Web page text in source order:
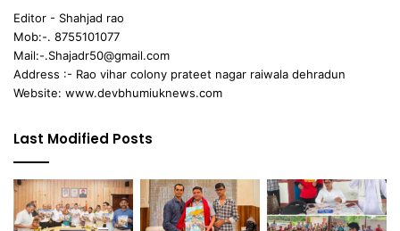
Editor - Shahjad rao
Mob:-. 8755101077
Mail:-.Shajadr50@gmail.com
Address :- Rao vihar colony prateet nagar raiwala dehradun
Website: www.devbhumiuknews.com
Last Modified Posts